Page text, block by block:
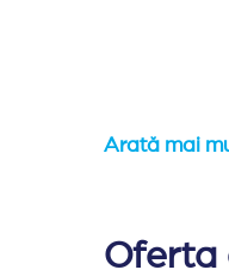
Arată mai
Oferta